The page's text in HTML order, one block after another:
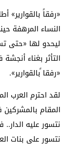
«رفقاً
النساء المرهفة
ليحدو لها «حتى
التأثر بغناء
«رفقا ًبالقوارير».
لقد احترم العرب
المقام
نتسور عليه
نتسور على بنات